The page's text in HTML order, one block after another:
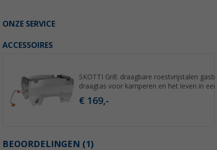
ONZE SERVICE
ACCESSOIRES
SKOTTI Grill: draagbare roestvrijstalen
draagtas voor kamperen en het leven in
€ 169,-
BEOORDELINGEN (1)